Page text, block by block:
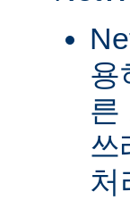
용
른
쓰
처